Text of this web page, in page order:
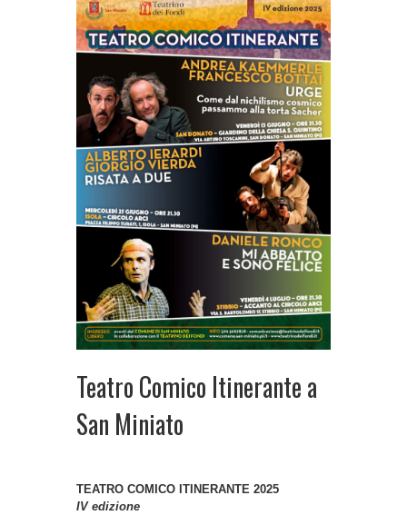
Teatro Comico Itinerante a
San Miniato
TEATRO COMICO ITINERANTE 2025
IV edizione